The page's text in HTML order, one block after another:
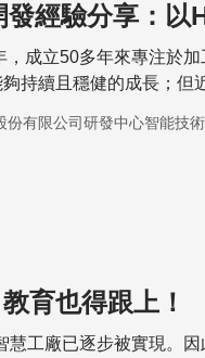
發經驗分享：以
，成立50多年來專注於
持續且穩健的成長；但
工具機產業，台廠已無
份有限公司研發中心智能技
育也得跟上！
慧工廠已逐步被實現。